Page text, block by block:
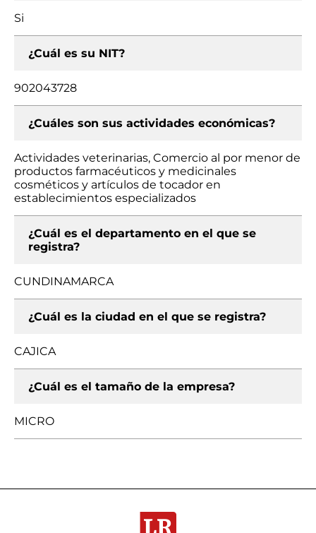
Si
¿Cuál es su NIT?
902043728
¿Cuáles son sus actividades económicas?
Actividades veterinarias, Comercio al por menor de
productos farmacéuticos y medicinales
cosméticos y artículos de tocador en
establecimientos especializados
¿Cuál es el departamento en el que se
registra?
CUNDINAMARCA
¿Cuál es la ciudad en el que se registra?
CAJICA
¿Cuál es el tamaño de la empresa?
MICRO